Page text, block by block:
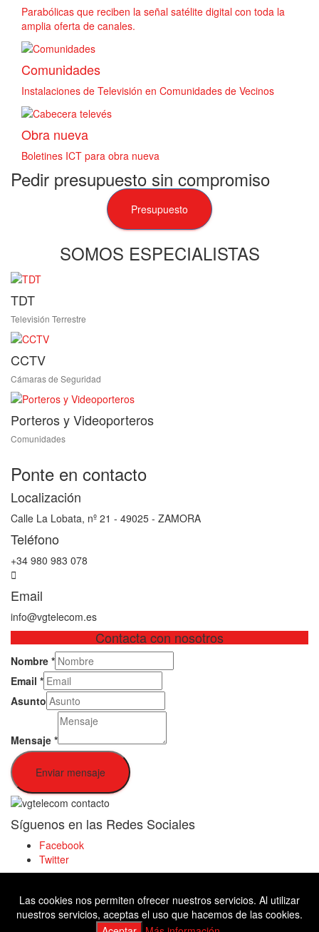
Parabólicas que reciben la señal satélite digital con toda la
amplia oferta de canales.
Comunidades
Instalaciones de Televisión en Comunidades de Vecinos
Obra nueva
Boletines ICT para obra nueva
Pedir presupuesto sin compromiso
Presupuesto
SOMOS ESPECIALISTAS
TDT
Televisión Terrestre
CCTV
Cámaras de Seguridad
Porteros y Videoporteros
Comunidades
Ponte en contacto
Localización
Calle La Lobata, nº 21 - 49025 - ZAMORA
Teléfono
+34 980 983 078
Email
info@vgtelecom.es
Contacta con nosotros
Nombre *
Email *
Asunto
Mensaje *
Enviar mensaje
Síguenos en las Redes Sociales
Facebook
Twitter
Facebook
Las cookies nos permiten ofrecer nuestros servicios. Al utilizar
nuestros servicios, aceptas el uso que hacemos de las cookies.